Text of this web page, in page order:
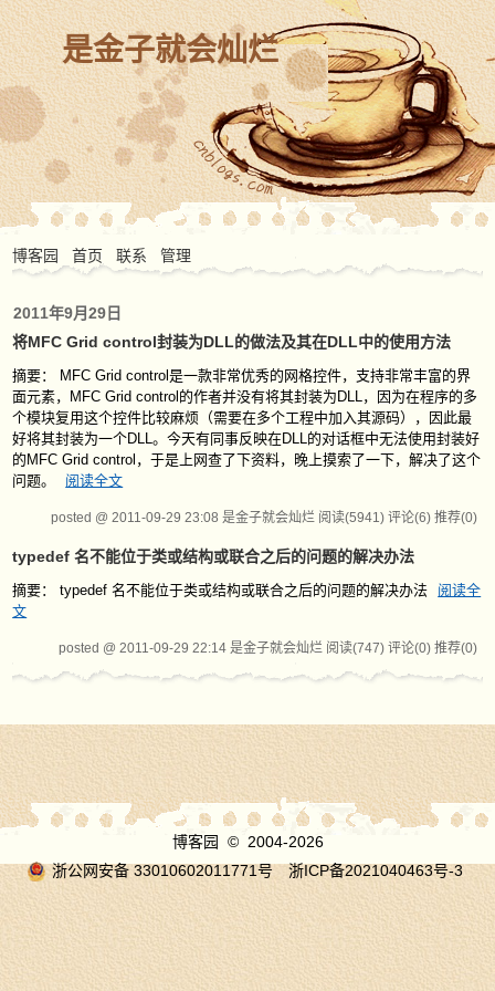
是金子就会灿烂
博客园 首页 联系 管理
2011年9月29日
将MFC Grid control封装为DLL的做法及其在DLL中的使用方法
摘要： MFC Grid control是一款非常优秀的网格控件，支持非常丰富的界
面元素，MFC Grid control的作者并没有将其封装为DLL，因为在程序的多
个模块复用这个控件比较麻烦（需要在多个工程中加入其源码），因此最
好将其封装为一个DLL。今天有同事反映在DLL的对话框中无法使用封装好
的MFC Grid control，于是上网查了下资料，晚上摸索了一下，解决了这个
问题。
阅读全文
posted @ 2011-09-29 23:08 是金子就会灿烂 阅读(5941) 评论(6) 推荐(0)
typedef 名不能位于类或结构或联合之后的问题的解决办法
摘要： typedef 名不能位于类或结构或联合之后的问题的解决办法
阅读全
文
posted @ 2011-09-29 22:14 是金子就会灿烂 阅读(747) 评论(0) 推荐(0)
博客园
© 2004-2026
浙公网安备 33010602011771号
浙ICP备2021040463号-3